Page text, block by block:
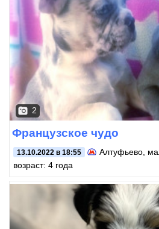
2
Французское чудо
13.10.2022 в 18:55 Алтуфьево ,
возраст: 4 года